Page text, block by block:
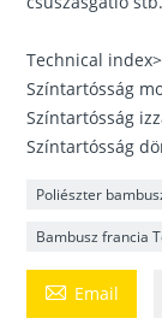
Technical
Színtartósság
Színtartósság
Színtartósság
Poliészter
Bambusz francia
 Email